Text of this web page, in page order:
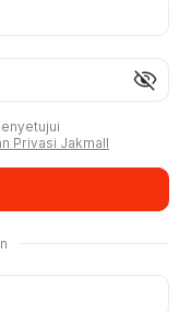
visibility_off
Privasi Jakmall